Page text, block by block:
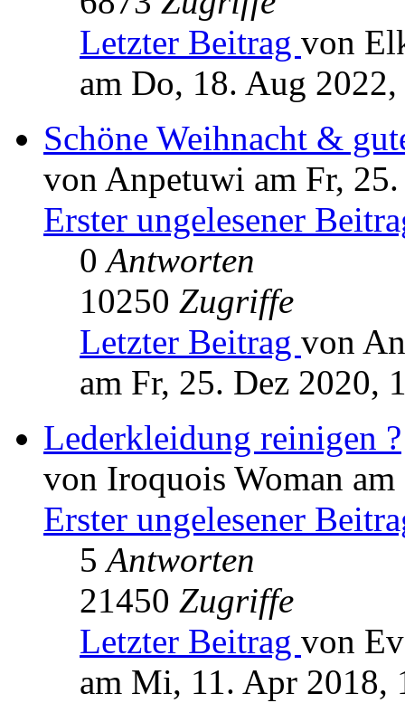
Letzter Beitrag von
am Do, 18. Aug
Schöne Weihnacht &
von Anpetuwi am Fr,
Erster ungelesener
0Antworten
10250 Zugriffe
Letzter Beitrag von
am Fr, 25. Dez 2020,
Lederkleidung reinigen ?
von Iroquois Woman
Erster ungelesener
5Antworten
21450 Zugriffe
Letzter Beitrag von
am Mi, 11. Apr 2018,